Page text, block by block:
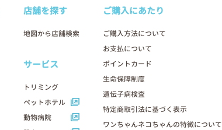
店舗を探す
地図から店舗検索
サービス
トリミング
ペットホテル
動物病院
ご購入にあたり
ご購入方法について
お支払について
ポイントカード
生命保障制度
遺伝子病検査
特定商取引法に基づく表示
ワンちゃんネコちゃんの特徴について